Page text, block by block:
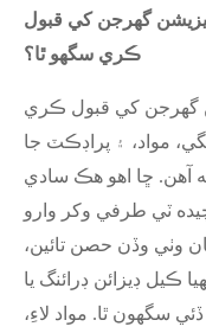
گهرجن کي قبول
ڪري سگهو ٿا؟
گهرجن کي قبول ڪري
مواد، ۽ پراڊڪٽ جا
نه آهن. ڇا اهو هڪ سادي
ٽي طرفي وکر وارو
وٺي وڏن حصن تائين،
ڪيل ڊيزائن ڊرائنگ يا
سگهون ٿا. مواد لاءِ،